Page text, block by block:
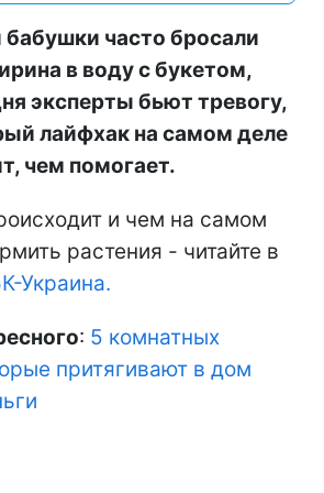
часто бросали
в воду с букетом,
эксперты бьют тревогу,
лайфхак на самом деле
чем помогает.
и чем на самом
растения - читайте в
Украина.
: 5 комнатных
притягивают в дом